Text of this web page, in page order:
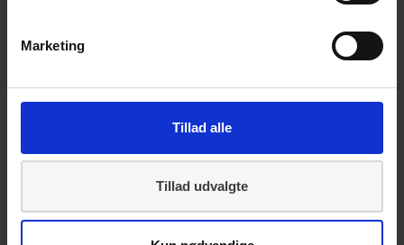
Marketing
Tillad alle
Tillad udvalgte
bygningers CO2-aftryk. Det er oplagt at
tydeligt, hvordan regnskabet skal
Grundlaget for klimaregnskabet er et
bygnings- og materialepas, som skal
bygningers indhold og aftryk og dermed gøre